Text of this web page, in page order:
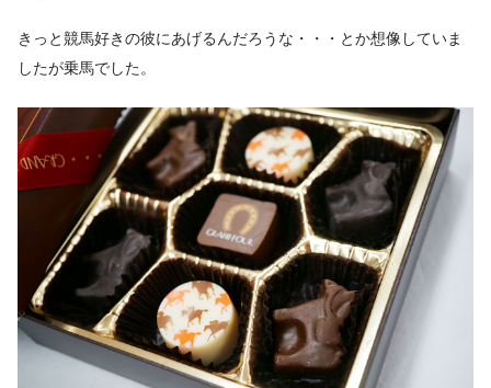
きっと競馬好きの彼にあげるんだろうな・・・とか想像していま
したが乗馬でした。